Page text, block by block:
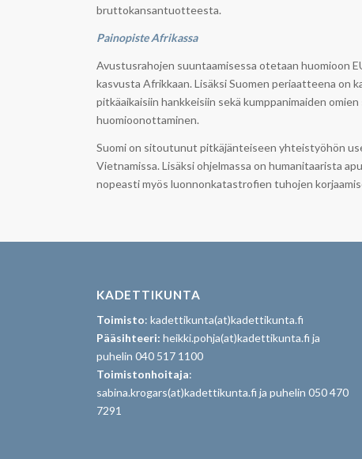
bruttokansantuotteesta.
Painopiste Afrikassa
Avustusrahojen suuntaamisessa otetaan huomioon
kasvusta Afrikkaan. Lisäksi Suomen periaatteena on
pitkäaikaisiin hankkeisiin sekä kumppanimaiden
huomioonottaminen.
Suomi on sitoutunut pitkäjänteiseen yhteistyöhön
Vietnamissa. Lisäksi ohjelmassa on humanitaarista
nopeasti myös luonnonkatastrofien tuhojen
KADETTIKUNTA
Toimisto: kadettikunta(at)kadettikunta.fi
Pääsihteeri: heikki.pohja(at)kadettikunta.fi ja
puhelin 040 517 1100
Toimistonhoitaja:
sabina.krogars(at)kadettikunta.fi ja puhelin 050 470
7291